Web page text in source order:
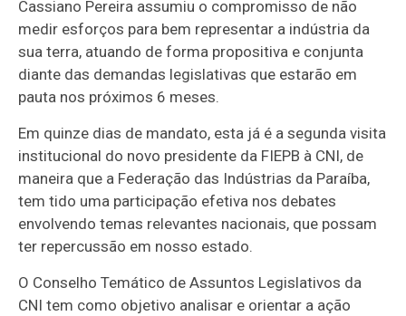
Cassiano Pereira assumiu o compromisso de não
medir esforços para bem representar a indústria da
sua terra, atuando de forma propositiva e conjunta
diante das demandas legislativas que estarão em
pauta nos próximos 6 meses.
Em quinze dias de mandato, esta já é a segunda visita
institucional do novo presidente da FIEPB à CNI, de
maneira que a Federação das Indústrias da Paraíba,
tem tido uma participação efetiva nos debates
envolvendo temas relevantes nacionais, que possam
ter repercussão em nosso estado.
O Conselho Temático de Assuntos Legislativos da
CNI tem como objetivo analisar e orientar a ação